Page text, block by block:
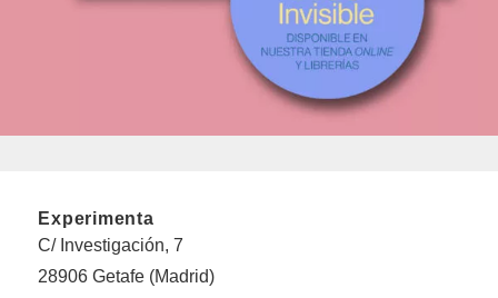
Experimenta
C/ Investigación, 7
28906 Getafe (Madrid)